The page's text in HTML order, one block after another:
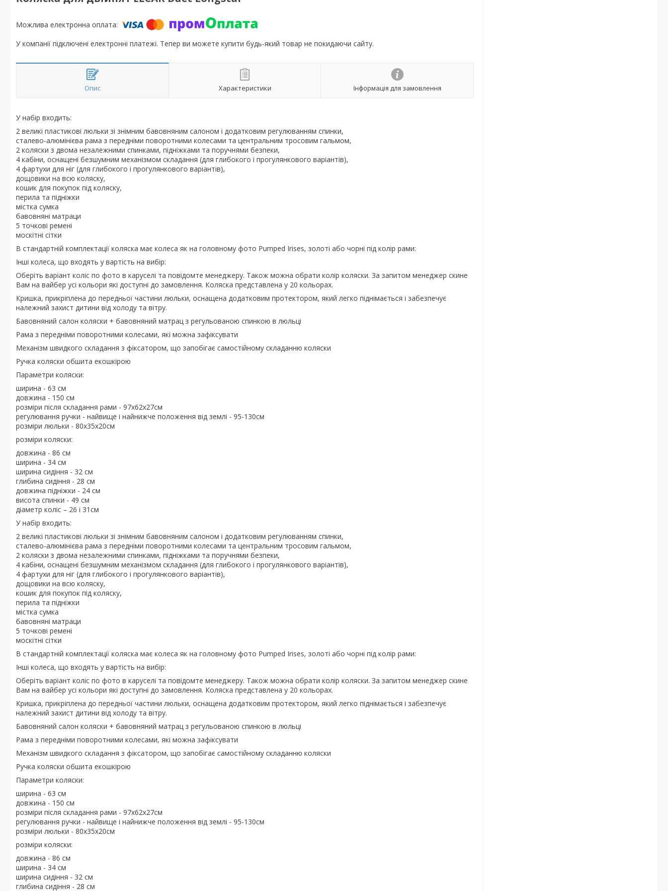
У компанії підключені електронні платежі. Тепер ви можете купити будь-який товар не покидаючи сайту.
Опис Характеристики Інформація для замовлення
У набір входить:
2 великі пластикові люльки зі знімним бавовняним салоном і додатковим регулюванням спинки,
сталево-алюмінієва рама з передніми поворотними колесами та центральним тросовим гальмом,
2 коляски з двома незалежними спинками, підніжками та поручнями безпеки,
4 кабіни, оснащені безшумним механізмом складання (для глибокого і прогулянкового варіантів),
4 фартухи для ніг (для глибокого і прогулянкового варіантів),
дощовики на всю коляску,
кошик для покупок під коляску,
перила та підніжки
містка сумка
бавовняні матраци
5 точкові ремені
москітні сітки
В стандартній комплектації коляска має колеса як на головному фото Pumped Irises, золоті або чорні під колір рами:
Інші колеса, що входять у вартість на вибір:
Оберіть варіант коліс по фото в каруселі та повідомте менеджеру. Також можна обрати колір коляски. За запитом менеджер скине
Вам на вайбер усі кольори які доступні до замовлення. Коляска представлена у 20 кольорах.
Кришка, прикріплена до передньої частини люльки, оснащена додатковим протектором, який легко піднімається і забезпечує
належний захист дитини від холоду та вітру.
Бавовняний салон коляски + бавовняний матрац з регульованою спинкою в люльці
Рама з передніми поворотними колесами, які можна зафіксувати
Механізм швидкого складання з фіксатором, що запобігає самостійному складанню коляски
Ручка коляски обшита екошкірою
Параметри коляски:
ширина - 63 см
довжина - 150 см
розміри після складання рами - 97х62х27см
регулювання ручки - найвище і найнижче положення від землі - 95-130см
розміри люльки - 80х35х20см
розміри коляски:
довжина - 86 см
ширина - 34 см
ширина сидіння - 32 см
глибина сидіння - 28 см
довжина підніжки - 24 см
висота спинки - 49 см
діаметр коліс – 26 і 31см
У набір входить:
2 великі пластикові люльки зі знімним бавовняним салоном і додатковим регулюванням спинки,
сталево-алюмінієва рама з передніми поворотними колесами та центральним тросовим гальмом,
2 коляски з двома незалежними спинками, підніжками та поручнями безпеки,
4 кабіни, оснащені безшумним механізмом складання (для глибокого і прогулянкового варіантів),
4 фартухи для ніг (для глибокого і прогулянкового варіантів),
дощовики на всю коляску,
кошик для покупок під коляску,
перила та підніжки
містка сумка
бавовняні матраци
5 точкові ремені
москітні сітки
В стандартній комплектації коляска має колеса як на головному фото Pumped Irises, золоті або чорні під колір рами:
Інші колеса, що входять у вартість на вибір:
Оберіть варіант коліс по фото в каруселі та повідомте менеджеру. Також можна обрати колір коляски. За запитом менеджер скине
Вам на вайбер усі кольори які доступні до замовлення. Коляска представлена у 20 кольорах.
Кришка, прикріплена до передньої частини люльки, оснащена додатковим протектором, який легко піднімається і забезпечує
належний захист дитини від холоду та вітру.
Бавовняний салон коляски + бавовняний матрац з регульованою спинкою в люльці
Рама з передніми поворотними колесами, які можна зафіксувати
Механізм швидкого складання з фіксатором, що запобігає самостійному складанню коляски
Ручка коляски обшита екошкірою
Параметри коляски:
ширина - 63 см
довжина - 150 см
розміри після складання рами - 97х62х27см
регулювання ручки - найвище і найнижче положення від землі - 95-130см
розміри люльки - 80х35х20см
розміри коляски:
довжина - 86 см
ширина - 34 см
ширина сидіння - 32 см
глибина сидіння - 28 см